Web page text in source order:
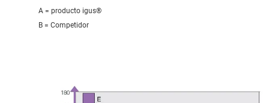
A = producto igus®
B = Competidor